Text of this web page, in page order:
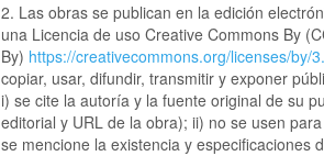
2. Las obras se publican en la edición
una Licencia de uso Creative Commons By
By) https://creativecommons.org/licenses/by/
copiar, usar, difundir, transmitir y exponer
i) se cite la autoría y la fuente original de su
editorial y URL de la obra); ii) no se usen
se mencione la existencia y especificaciones